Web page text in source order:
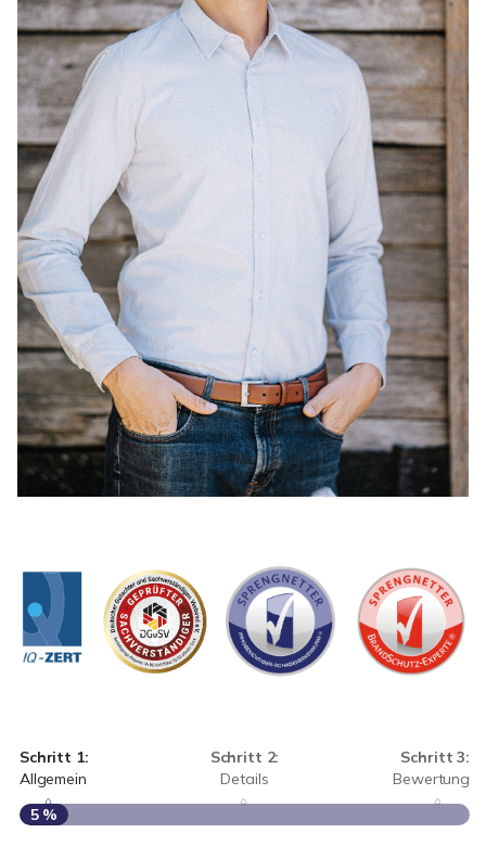
Schritt 1:
Allgemein
Schritt 2:
Details
Schritt 3:
Bewertung
5 %